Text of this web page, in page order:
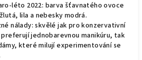
léto 2022: barva šťavnatého ovoce
lila a nebesky modrá.
nálady: skvělé jak pro konzervativní
jednobarevnou manikúru, tak
které milují experimentování se